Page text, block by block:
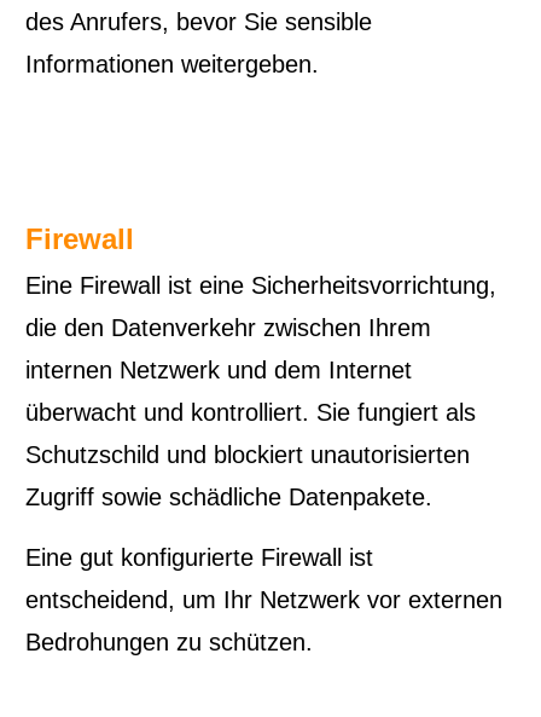
des Anrufers, bevor Sie sensible
Informationen weitergeben.
Firewall
Eine Firewall ist eine Sicherheitsvorrichtung,
die den Datenverkehr zwischen Ihrem
internen Netzwerk und dem Internet
überwacht und kontrolliert. Sie fungiert als
Schutzschild und blockiert unautorisierten
Zugriff sowie schädliche Datenpakete.
Eine gut konfigurierte Firewall ist
entscheidend, um Ihr Netzwerk vor externen
Bedrohungen zu schützen.